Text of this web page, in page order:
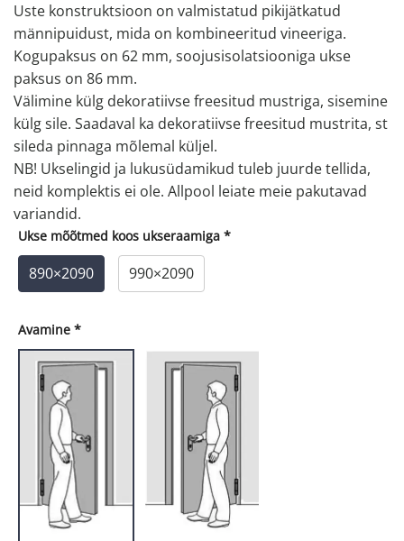
Uste konstruktsioon on valmistatud pikijätkatud
männipuidust, mida on kombineeritud vineeriga.
Kogupaksus on 62 mm, soojusisolatsiooniga ukse
paksus on 86 mm.
Välimine külg dekoratiivse freesitud mustriga, sisemine
külg sile. Saadaval ka dekoratiivse freesitud mustrita, st
sileda pinnaga mõlemal küljel.
NB! Ukselingid ja lukusüdamikud tuleb juurde tellida,
neid komplektis ei ole. Allpool leiate meie pakutavad
variandid.
Ukse mõõtmed koos ukseraamiga *
890×2090 990×2090
Avamine *